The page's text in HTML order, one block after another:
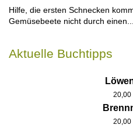
Hilfe, die ersten Schnecken
Gemüsebeete nicht durch einen...
Aktuelle Buchtipps
20,00
20,00